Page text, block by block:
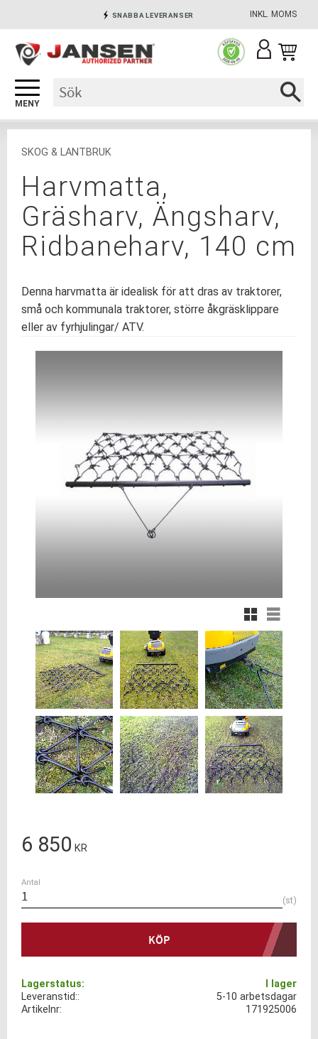
Meny
INKL. MOMS
SNABBA LEVERANSER
SÄKRA BETALNINGAR
SKOG & LANTBRUK
Harvmatta,
Gräsharv, Ängsharv,
Ridbaneharv, 140 cm
​Denna harvmatta är idealisk för att dras av traktorer,
små och kommunala traktorer, större åkgräsklippare
eller av fyrhjulingar/ ATV.
Rutnätsvy
Listvy
6 850 KR
Antal
st
KÖP
Lagerstatus I lager
Artikelnr 171925006
Leveranstid: 5-10 arbetsdagar